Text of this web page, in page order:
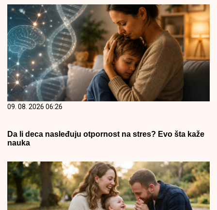
09. 08. 2026 06:26
Da li deca nasleđuju otpornost na stres? Evo šta kaže
nauka